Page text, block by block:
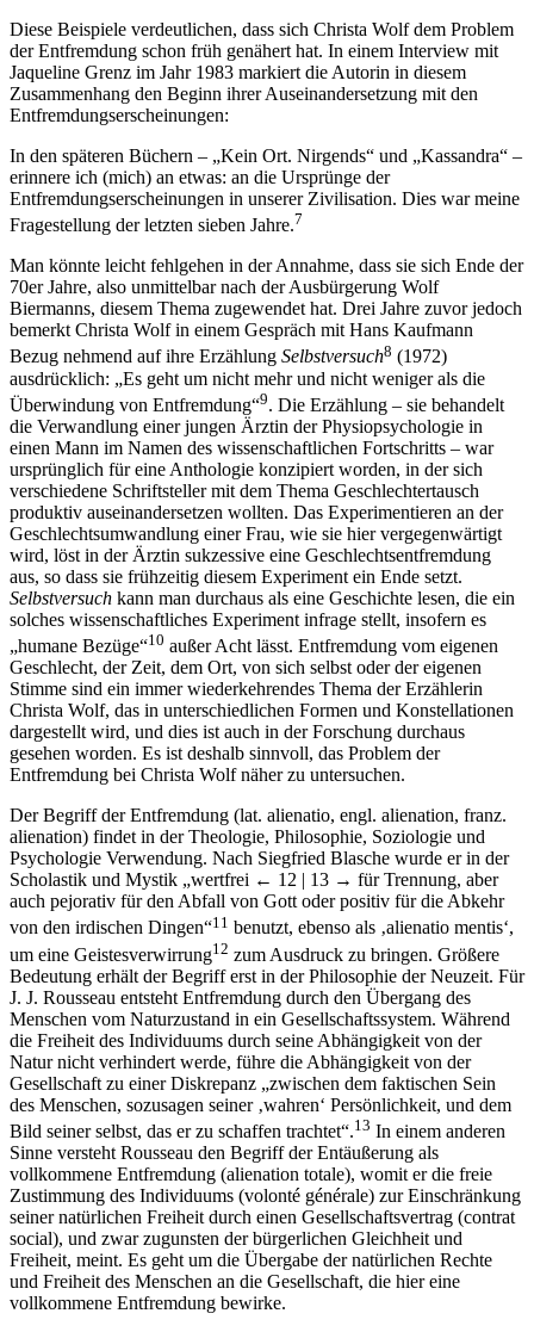
Diese Beispiele verdeutlichen, dass sich Christa Wolf dem Problem
der Entfremdung schon früh genähert hat. In einem Interview mit
Jaqueline Grenz im Jahr 1983 markiert die Autorin in diesem
Zusammenhang den Beginn ihrer Auseinandersetzung mit den
Entfremdungserscheinungen:
In den späteren Büchern – „Kein Ort. Nirgends“ und „Kassandra“ –
erinnere ich (mich) an etwas: an die Ursprünge der
Entfremdungserscheinungen in unserer Zivilisation. Dies war meine
Fragestellung der letzten sieben Jahre.7
Man könnte leicht fehlgehen in der Annahme, dass sie sich Ende der
70er Jahre, also unmittelbar nach der Ausbürgerung Wolf
Biermanns, diesem Thema zugewendet hat. Drei Jahre zuvor jedoch
bemerkt Christa Wolf in einem Gespräch mit Hans Kaufmann
Bezug nehmend auf ihre Erzählung Selbstversuch8 (1972)
ausdrücklich: „Es geht um nicht mehr und nicht weniger als die
Überwindung von Entfremdung“9. Die Erzählung – sie behandelt
die Verwandlung einer jungen Ärztin der Physiopsychologie in
einen Mann im Namen des wissenschaftlichen Fortschritts – war
ursprünglich für eine Anthologie konzipiert worden, in der sich
verschiedene Schriftsteller mit dem Thema Geschlechtertausch
produktiv auseinandersetzen wollten. Das Experimentieren an der
Geschlechtsumwandlung einer Frau, wie sie hier vergegenwärtigt
wird, löst in der Ärztin sukzessive eine Geschlechtsentfremdung
aus, so dass sie frühzeitig diesem Experiment ein Ende setzt.
Selbstversuch kann man durchaus als eine Geschichte lesen, die ein
solches wissenschaftliches Experiment infrage stellt, insofern es
„humane Bezüge“10 außer Acht lässt. Entfremdung vom eigenen
Geschlecht, der Zeit, dem Ort, von sich selbst oder der eigenen
Stimme sind ein immer wiederkehrendes Thema der Erzählerin
Christa Wolf, das in unterschiedlichen Formen und Konstellationen
dargestellt wird, und dies ist auch in der Forschung durchaus
gesehen worden. Es ist deshalb sinnvoll, das Problem der
Entfremdung bei Christa Wolf näher zu untersuchen.
Der Begriff der Entfremdung (lat. alienatio, engl. alienation, franz.
alienation) findet in der Theologie, Philosophie, Soziologie und
Psychologie Verwendung. Nach Siegfried Blasche wurde er in der
Scholastik und Mystik „wertfrei ← 12 | 13 → für Trennung, aber
auch pejorativ für den Abfall von Gott oder positiv für die Abkehr
von den irdischen Dingen“11 benutzt, ebenso als ‚alienatio mentis‘,
um eine Geistesverwirrung12 zum Ausdruck zu bringen. Größere
Bedeutung erhält der Begriff erst in der Philosophie der Neuzeit. Für
J. J. Rousseau entsteht Entfremdung durch den Übergang des
Menschen vom Naturzustand in ein Gesellschaftssystem. Während
die Freiheit des Individuums durch seine Abhängigkeit von der
Natur nicht verhindert werde, führe die Abhängigkeit von der
Gesellschaft zu einer Diskrepanz „zwischen dem faktischen Sein
des Menschen, sozusagen seiner ‚wahren‘ Persönlichkeit, und dem
Bild seiner selbst, das er zu schaffen trachtet“.13 In einem anderen
Sinne versteht Rousseau den Begriff der Entäußerung als
vollkommene Entfremdung (alienation totale), womit er die freie
Zustimmung des Individuums (volonté générale) zur Einschränkung
seiner natürlichen Freiheit durch einen Gesellschaftsvertrag (contrat
social), und zwar zugunsten der bürgerlichen Gleichheit und
Freiheit, meint. Es geht um die Übergabe der natürlichen Rechte
und Freiheit des Menschen an die Gesellschaft, die hier eine
vollkommene Entfremdung bewirke.